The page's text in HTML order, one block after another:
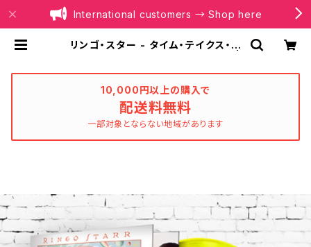
International customers → Shop here
リンゴ・スター - タイム・テイクス・タ
10,000円以上の購入で
配送料無料
一部対象とならない地域があります